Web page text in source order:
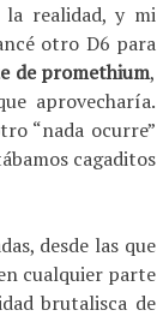
realidad, y mi
otro D6 para
de promethium,
aprovecharía.
“nada ocurre”
cagaditos
desde las que
cualquier parte
brutalisca de